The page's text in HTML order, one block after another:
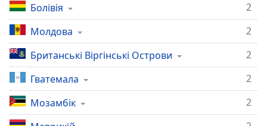
Болівія
2
Молдова
2
Британські Віргінські Острови
2
Гватемала
2
Мозамбік
2